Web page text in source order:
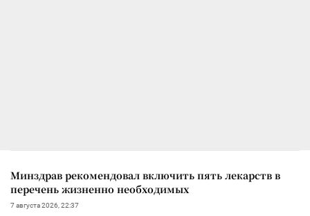
Минздрав рекомендовал включить пять лекарств в
перечень жизненно необходимых
7 августа 2026, 22:37